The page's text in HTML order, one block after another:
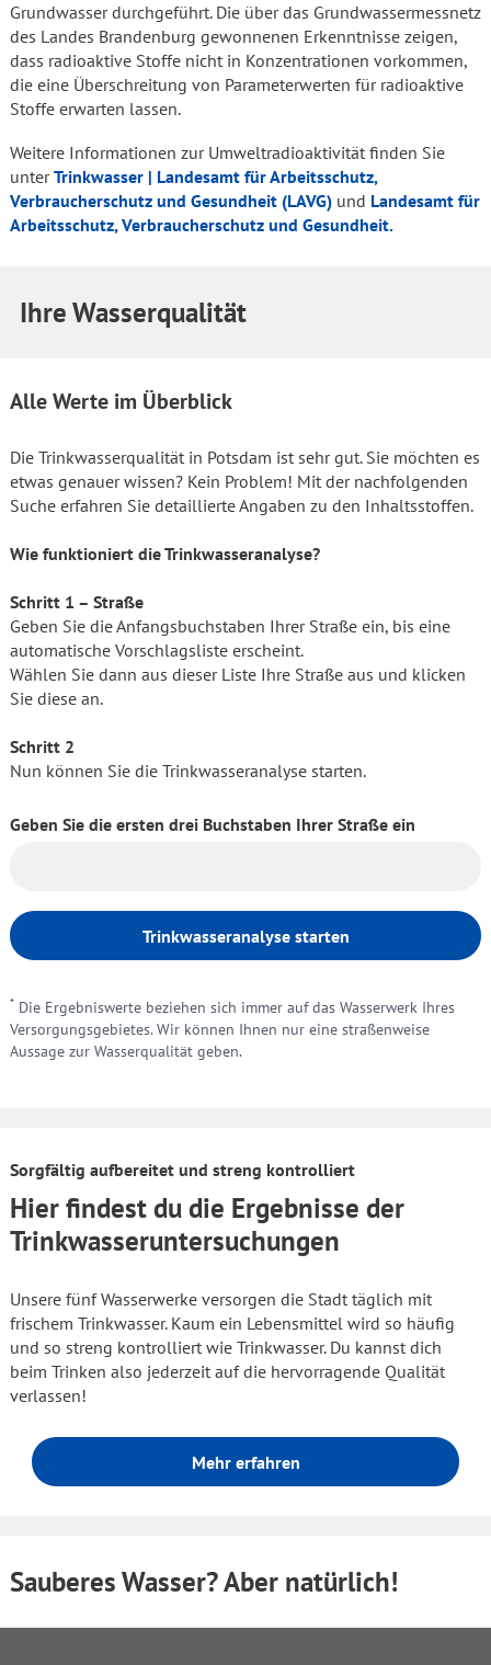
Grundwasser durchgeführt. Die über das Grundwassermessnetz
des Landes Brandenburg gewonnenen Erkenntnisse zeigen,
dass radioaktive Stoffe nicht in Konzentrationen vorkommen,
die eine Überschreitung von Parameterwerten für radioaktive
Stoffe erwarten lassen.
Weitere Informationen zur Umweltradioaktivität finden Sie
unterTrinkwasser | Landesamt für Arbeitsschutz,
Verbraucherschutz und Gesundheit (LAVG) und Landesamt für
Arbeitsschutz, Verbraucherschutz und Gesundheit.
Ihre Wasserqualität
Alle Werte im Überblick
Die Trinkwasserqualität in Potsdam ist sehr gut. Sie möchten es
etwas genauer wissen? Kein Problem! Mit der nachfolgenden
Suche erfahren Sie detaillierte Angaben zu den Inhaltsstoffen.
Wie funktioniert die Trinkwasseranalyse?
Schritt 1 – Straße
Geben Sie die Anfangsbuchstaben Ihrer Straße ein, bis eine
automatische Vorschlagsliste erscheint.
Wählen Sie dann aus dieser Liste Ihre Straße aus und klicken
Sie diese an.
Schritt 2
Nun können Sie die Trinkwasseranalyse starten.
Geben Sie die ersten drei Buchstaben Ihrer Straße ein
Trinkwasseranalyse starten
* Die Ergebniswerte beziehen sich immer auf das Wasserwerk Ihres
Versorgungsgebietes. Wir können Ihnen nur eine straßenweise
Aussage zur Wasserqualität geben.
Sorgfältig aufbereitet und streng kontrolliert
Hier findest du die Ergebnisse der
Trinkwasseruntersuchungen
Unsere fünf Wasserwerke versorgen die Stadt täglich mit
frischem Trinkwasser. Kaum ein Lebensmittel wird so häufig
und so streng kontrolliert wie Trinkwasser. Du kannst dich
beim Trinken also jederzeit auf die hervorragende Qualität
verlassen!
Mehr erfahren
Sauberes Wasser? Aber natürlich!